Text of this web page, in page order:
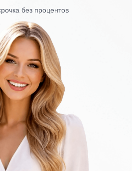
без процентов